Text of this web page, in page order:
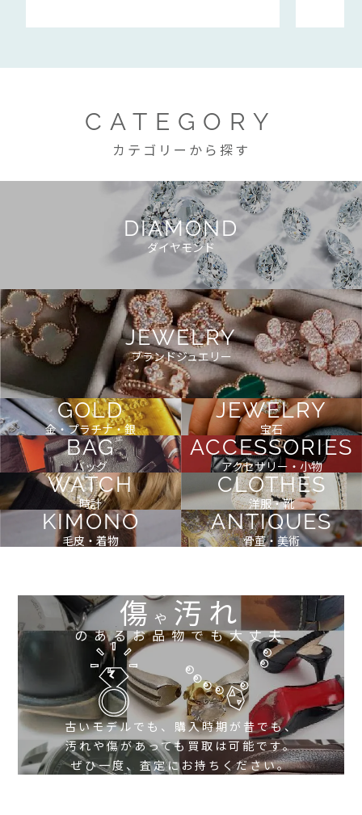
CATEGORY
カテゴリーから探す
DIAMOND
ダイヤモンド
JEWELRY
ブランドジュエリー
GOLD
金・プラチナ・銀
JEWELRY
宝石
BAG
バッグ
ACCESSORIES
アクセサリー・小物
WATCH
時計
CLOTHES
洋服・靴
KIMONO
毛皮・着物
ANTIQUES
骨董・美術
傷や 汚れ
のあるお品物でも大丈夫
古いモデルでも、購入時期が昔でも、
汚れや傷があっても買取は可能です。
ぜひ一度、査定にお持ちください。